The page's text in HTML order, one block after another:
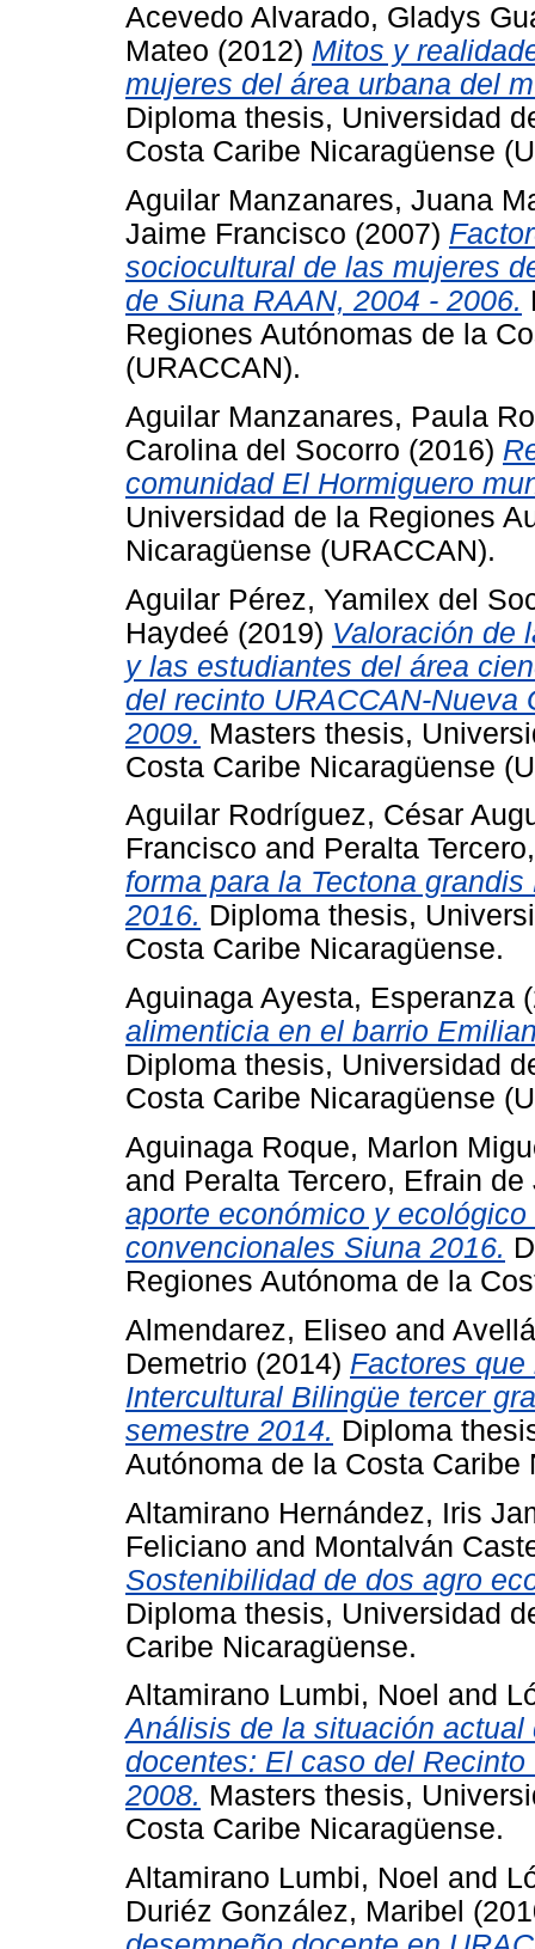
Acevedo Alvarado, Gladys
Mateo (2012) Mitos y
mujeres del área urbana del
Diploma thesis, Universidad
Costa Caribe Nicaragüense
Aguilar Manzanares, Juana
Jaime Francisco (2007)
sociocultural de las mujeres
de Siuna RAAN, 2004 - 2006.
Regiones Autónomas de la
(URACCAN).
Aguilar Manzanares, Paula
Carolina del Socorro (2016)
comunidad El Hormiguero
Universidad de la Regiones
Nicaragüense (URACCAN).
Aguilar Pérez, Yamilex del
Haydeé (2019) Valoración de
y las estudiantes del área
del recinto URACCAN-Nueva
2009. Masters thesis,
Costa Caribe Nicaragüense
Aguilar Rodríguez, César
Francisco and Peralta
forma para la Tectona
2016. Diploma thesis,
Costa Caribe Nicaragüense.
Aguinaga Ayesta, Esperanza
alimenticia en el barrio
Diploma thesis, Universidad
Costa Caribe Nicaragüense
Aguinaga Roque, Marlon
and Peralta Tercero, Efrain de
aporte económico y
convencionales Siuna 2016.
Regiones Autónoma de la
Almendarez, Eliseo and
Demetrio (2014) Factores
Intercultural Bilingüe tercer
semestre 2014. Diploma
Autónoma de la Costa Caribe
Altamirano Hernández, Iris
Feliciano and Montalván
Sostenibilidad de dos agro
Diploma thesis, Universidad
Caribe Nicaragüense.
Altamirano Lumbi, Noel and
Análisis de la situación
docentes: El caso del
2008. Masters thesis,
Costa Caribe Nicaragüense.
Altamirano Lumbi, Noel and
Duriéz González, Maribel